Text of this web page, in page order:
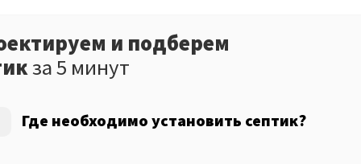
и подберем
за 5 минут
Где необходимо установить септик?